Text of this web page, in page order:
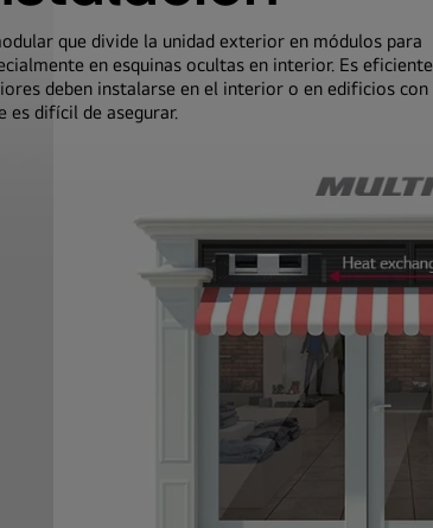
que divide la unidad exterior en módulos para
en esquinas ocultas en interior. Es eficiente
deben instalarse en el interior o en edificios con
es difícil de asegurar.